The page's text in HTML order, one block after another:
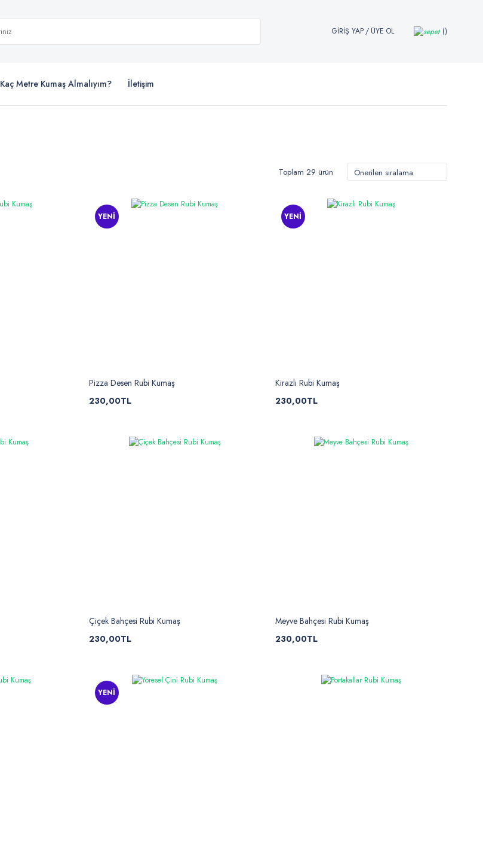
GİRİŞ YAP/ ÜYE OL
Kaç Metre Kumaş Almalıyım? İletişim
Toplam 29 ürün
YENİ
Pizza Desen Rubi Kumaş
230,00TL
YENİ
Kirazlı Rubi Kumaş
230,00TL
Çiçek Bahçesi Rubi Kumaş
230,00TL
Meyve Bahçesi Rubi Kumaş
230,00TL
YENİ